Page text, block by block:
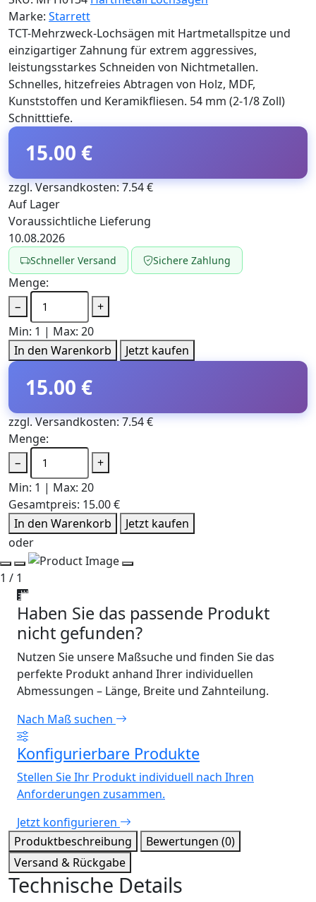
Marke: Starrett
TCT-Mehrzweck-Lochsägen mit Hartmetallspitze und
einzigartiger Zahnung für extrem aggressives,
leistungsstarkes Schneiden von Nichtmetallen.
Schnelles, hitzefreies Abtragen von Holz, MDF,
Kunststoffen und Keramikfliesen. 54 mm (2-1/8 Zoll)
Schnitttiefe.
15.00 €
zzgl. Versandkosten: 7.54 €
Auf Lager
Voraussichtliche Lieferung
10.08.2026
Schneller Versand Sichere Zahlung
Menge:
−
+
Min: 1 | Max: 20
In den Warenkorb
Jetzt kaufen
15.00 €
zzgl. Versandkosten: 7.54 €
Menge:
−
+
Min: 1 | Max: 20
Gesamtpreis: 15.00 €
In den Warenkorb
Jetzt kaufen
oder
1 / 1
Haben Sie das passende Produkt
nicht gefunden?
Nutzen Sie unsere Maßsuche und finden Sie das
perfekte Produkt anhand Ihrer individuellen
Abmessungen – Länge, Breite und Zahnteilung.
Nach Maß suchen
Konfigurierbare Produkte
Stellen Sie Ihr Produkt individuell nach Ihren
Anforderungen zusammen.
Jetzt konfigurieren
Produktbeschreibung
Bewertungen (0)
Versand & Rückgabe
Technische Details